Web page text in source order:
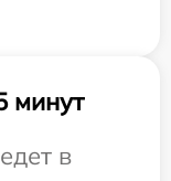
минут
в